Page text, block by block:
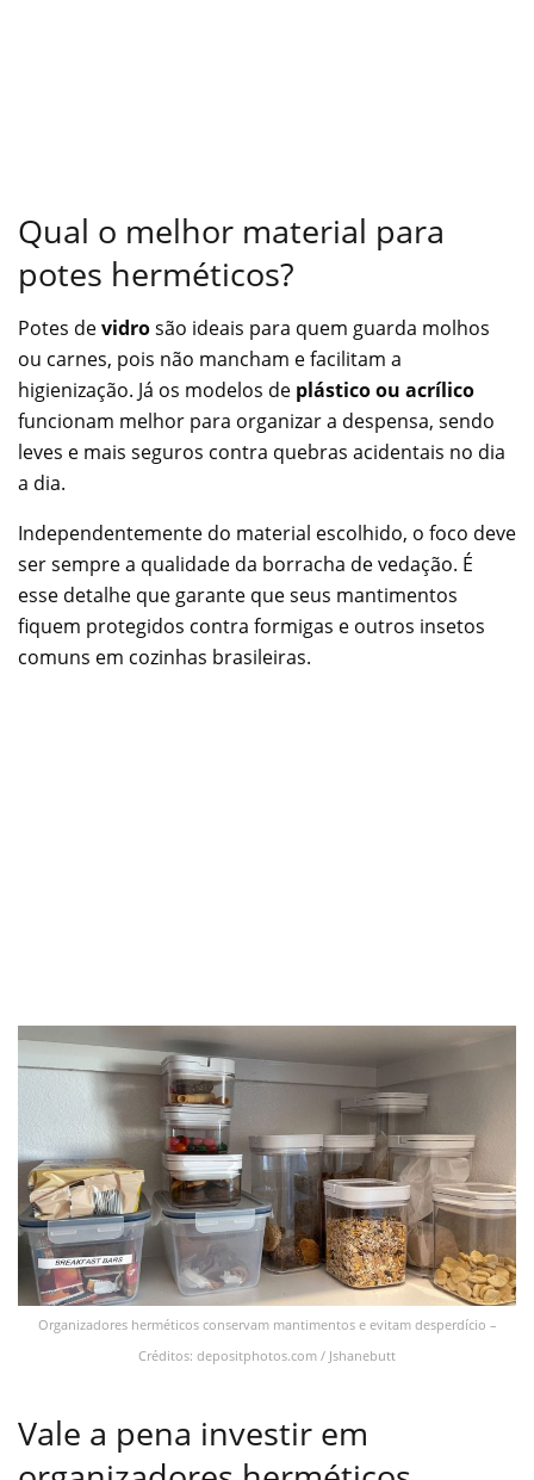
Qual o melhor material para
potes herméticos?
Potes devidrosão ideais para quem guarda molhos
ou carnes, pois não mancham e facilitam a
higienização. Já os modelos de plástico ou acrílico
funcionam melhor para organizar a despensa, sendo
leves e mais seguros contra quebras acidentais no dia
a dia.
Independentemente do material escolhido, o foco deve
ser sempre a qualidade da borracha de vedação. É
esse detalhe que garante que seus mantimentos
fiquem protegidos contra formigas e outros insetos
comuns em cozinhas brasileiras.
Organizadores herméticos conservam mantimentos e evitam desperdício –
Créditos: depositphotos.com / Jshanebutt
Vale a pena investir em